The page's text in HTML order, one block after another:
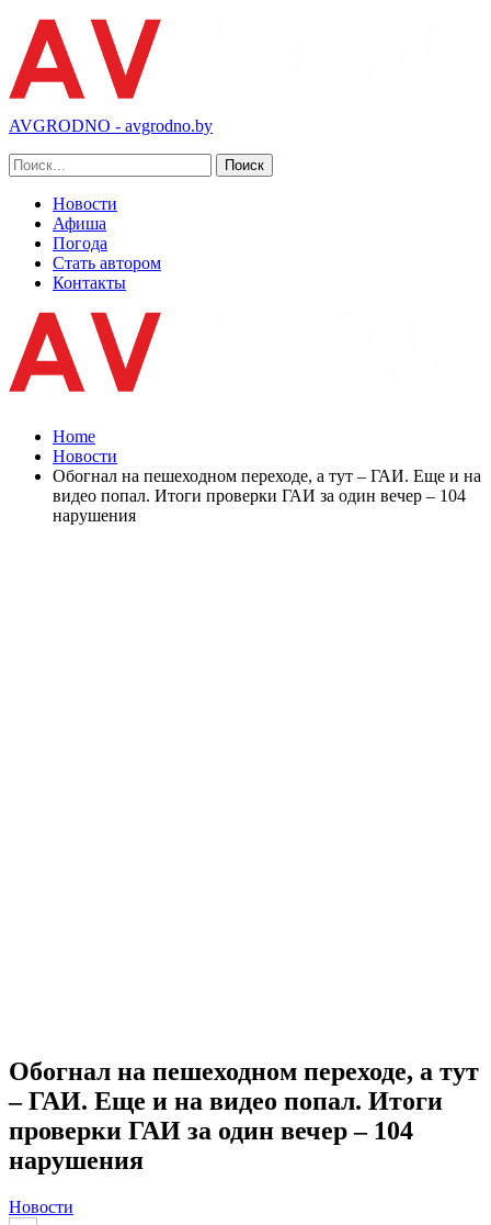
AVGRODNO - avgrodno.by
Новости
Афиша
Погода
Стать автором
Контакты
Home
Новости
Обогнал на пешеходном переходе, а тут – ГАИ. Еще и на
видео попал. Итоги проверки ГАИ за один вечер – 104
нарушения
Обогнал на пешеходном переходе, а тут
– ГАИ. Еще и на видео попал. Итоги
проверки ГАИ за один вечер – 104
нарушения
Новости